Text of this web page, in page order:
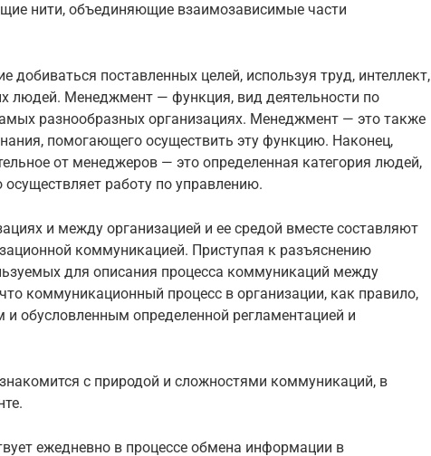
нити, объединяющие взаимозависимые части
добиваться поставленных целей, используя труд, интеллект,
людей. Менеджмент — функция, вид деятельности по
разнообразных организациях. Менеджмент — это также
помогающего осуществить эту функцию. Наконец,
от менеджеров — это определенная категория людей,
осуществляет работу по управлению.
и между организацией и ее средой вместе составляют
коммуникацией. Приступая к разъяснению
для описания процесса коммуникаций между
коммуникационный процесс в организации, как правило,
и обусловленным определенной регламентацией и
с природой и сложностями коммуникаций, в
ежедневно в процессе обмена информации в